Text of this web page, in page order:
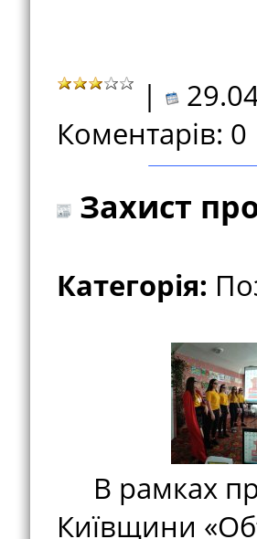
|
Коментарів:
Захист
Категорія:
В рамках
Київщини